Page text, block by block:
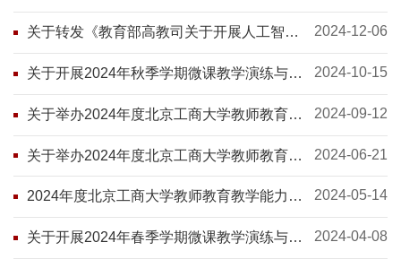
学能力提升系列培训计划第六期——教育教
学成果奖申报专题讲座的通知
关于转发《教育部高教司关于开展人工智能
赋能高等教育人才培养系列师资培训的通
知》的通知
2024-12-06
关于开展2024年秋季学期微课教学演练与教
学咨询服务工作的通知
2024-10-15
关于举办2024年度北京工商大学教师教育教
学能力提升培训计划第四期——数字技术赋
能本科教学沙龙的通知
2024-09-12
关于举办2024年度北京工商大学教师教育教
学能力提升培训计划第三期——以赛促教助
青年教师成长沙龙的通知
2024-06-21
2024年度北京工商大学教师教育教学能力提
升培训计划
2024-05-14
关于开展2024年春季学期微课教学演练与教
学咨询服务工作的通知
2024-04-08